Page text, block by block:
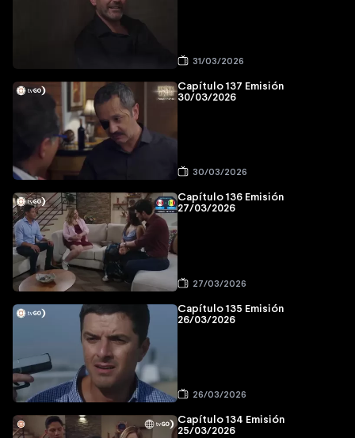
31/03/2026
Capítulo 137 Emisión
30/03/2026
30/03/2026
Capítulo 136 Emisión
27/03/2026
27/03/2026
Capítulo 135 Emisión
26/03/2026
26/03/2026
Capítulo 134 Emisión
25/03/2026